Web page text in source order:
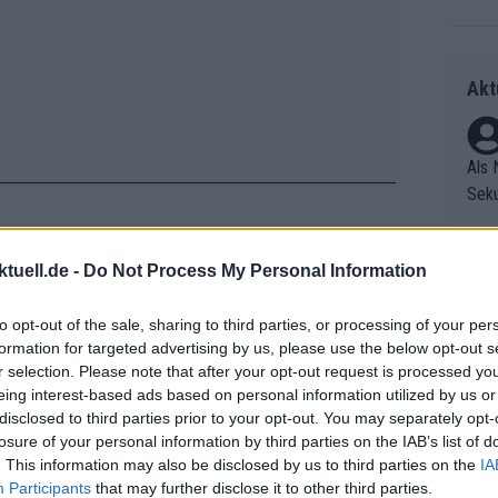
- Do Not Process My Personal Information
opt-out of the sale, sharing to third parties, or processing of your
for targeted advertising by us, please use the below opt-out
selection. Please note that after your opt-out request is processed
interest-based ads based on personal information utilized by us
to third parties prior to your opt-out. You may separately
of your personal information by third parties on the IAB’s list of
This information may also be disclosed by us to third parties on the
Participants that may further disclose it to other third parties.
später, dass das Peloton trotz
auf den Maillot Jaune hörte oder
Für Vanmarcke allerdings
wäre, wäre das für mich eine
der Etappe und mit den Fahrern auf
Als
er
rifft
Die
as
ür
n
ss
as
et.